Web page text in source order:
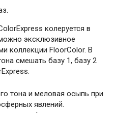
колеруется в
эксклюзивное
коллекции FloorColor. В
смешать базу 1, базу 2
тона и меловая осыпь при
явлений.